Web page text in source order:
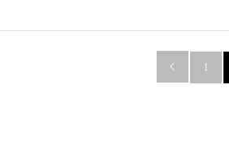
 1